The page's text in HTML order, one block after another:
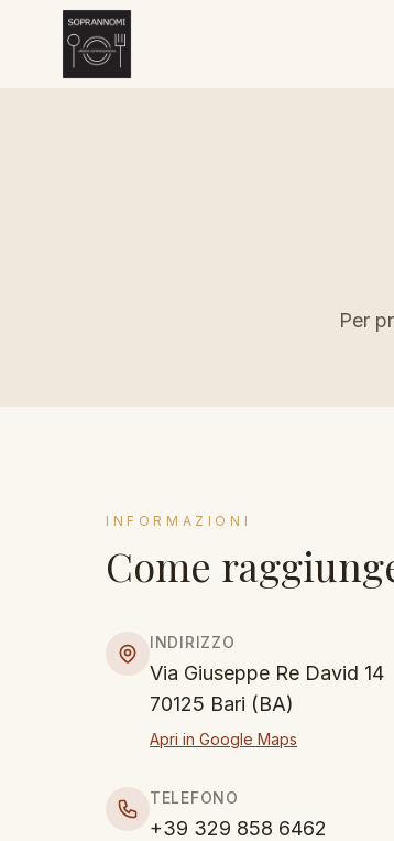
Per
INFORMAZIONI
Come
INDIRIZZO
Via Giuseppe Re David 14
70125 Bari (BA)
Apri in Google Maps
TELEFONO
+39 329 858 6462